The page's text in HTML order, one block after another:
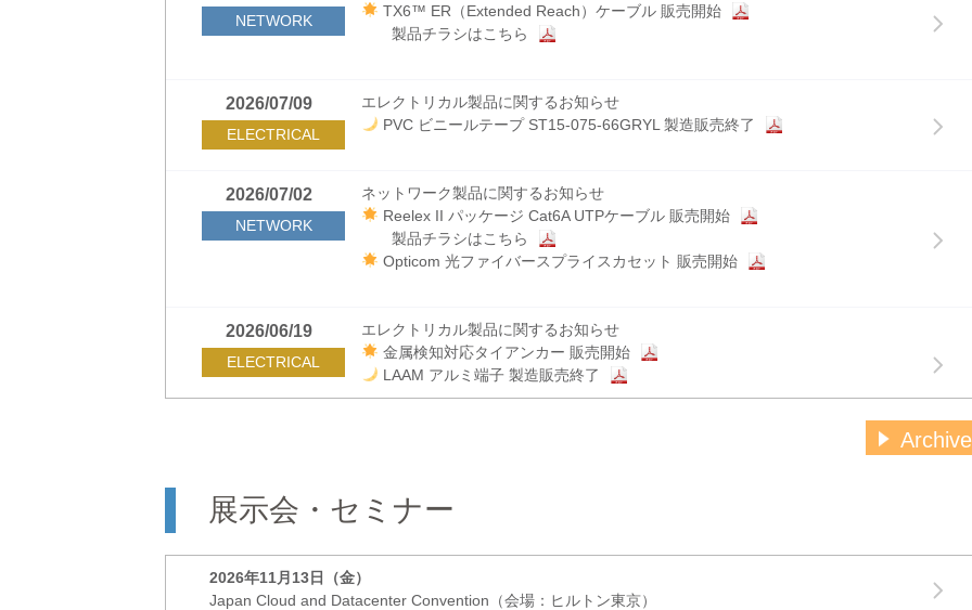
NETWORK
TX6™ ER（Extended Reach）ケーブル 販売開始
製品チラシはこちら
2026/07/09
ELECTRICAL
エレクトリカル製品に関するお知らせ
PVC ビニールテープ ST15-075-66GRYL 製造販売終了
2026/07/02
NETWORK
ネットワーク製品に関するお知らせ
Reelex II パッケージ Cat6A UTPケーブル 販売開始
製品チラシはこちら
Opticom 光ファイバースプライスカセット 販売開始
2026/06/19
ELECTRICAL
エレクトリカル製品に関するお知らせ
金属検知対応タイアンカー 販売開始
LAAM アルミ端子 製造販売終了
ELECTRICAL
一部結束バンド製品の製造および販売終了のお知らせ
展示会・セミナー
2026年11月13日（金）
Japan Cloud and Datacenter Convention（会場：ヒルトン東京）